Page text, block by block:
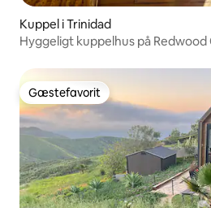
Kuppel i Trinidad
Hyggeligt kuppelhus på Redwood
Gæstefavorit
Gæstefavorit